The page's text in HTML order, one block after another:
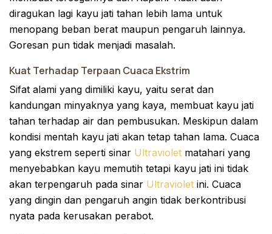
diragukan lagi kayu jati tahan lebih lama untuk
menopang beban berat maupun pengaruh lainnya.
Goresan pun tidak menjadi masalah.
Kuat Terhadap Terpaan Cuaca Ekstrim
Sifat alami yang dimiliki kayu, yaitu serat dan
kandungan minyaknya yang kaya, membuat kayu jati
tahan terhadap air dan pembusukan. Meskipun dalam
kondisi mentah kayu jati akan tetap tahan lama. Cuaca
yang ekstrem seperti sinar Ultraviolet matahari yang
menyebabkan kayu memutih tetapi kayu jati ini tidak
akan terpengaruh pada sinar Ultraviolet ini. Cuaca
yang dingin dan pengaruh angin tidak berkontribusi
nyata pada kerusakan perabot.